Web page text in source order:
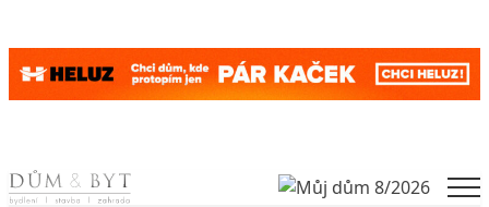
Skip to content